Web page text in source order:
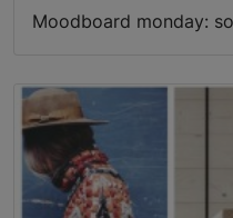
Moodboard monday: